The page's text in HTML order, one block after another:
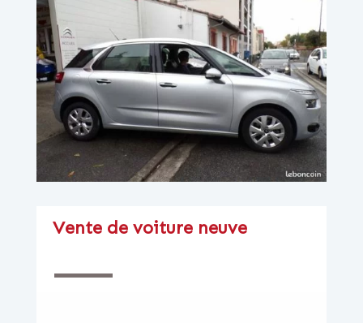
Vente de voiture neuve